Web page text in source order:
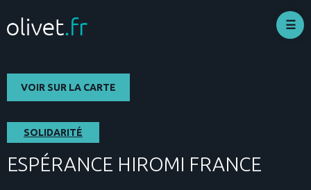
contenu
principal
VOIR SUR LA CARTE
SOLIDARITÉ
ESPÉRANCE HIROMI FRANCE